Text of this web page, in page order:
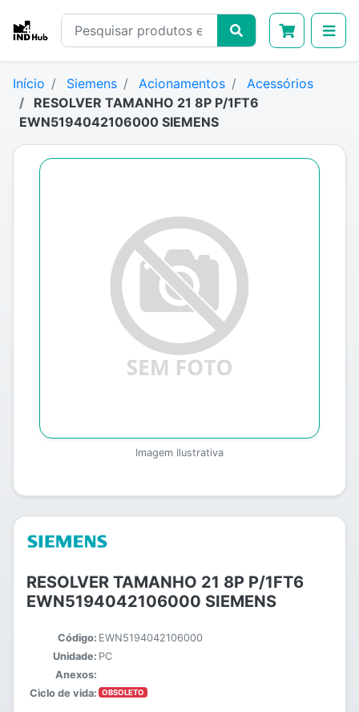
Início Siemens Acionamentos
Acessórios
RESOLVER TAMANHO 21 8P P/1FT6
EWN5194042106000 SIEMENS
Imagem Ilustrativa
RESOLVER TAMANHO 21 8P P/1FT6
EWN5194042106000 SIEMENS
Código: EWN5194042106000
Unidade: PC
Anexos:
Ciclo de vida:
OBSOLETO